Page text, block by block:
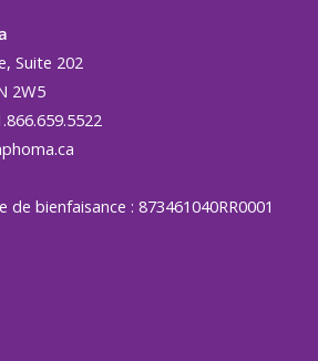
Suite 202
2W5
de bienfaisance : 873461040RR0001